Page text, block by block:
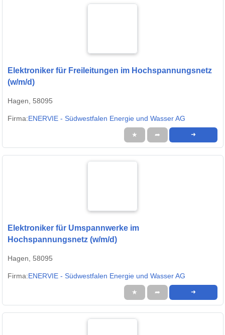
Elektroniker für Freileitungen im Hochspannungsnetz
(w/m/d)
Hagen, 58095
Firma:ENERVIE - Südwestfalen Energie und Wasser AG
★ ➦ ➜
Elektroniker für Umspannwerke im
Hochspannungsnetz (w/m/d)
Hagen, 58095
Firma:ENERVIE - Südwestfalen Energie und Wasser AG
★ ➦ ➜